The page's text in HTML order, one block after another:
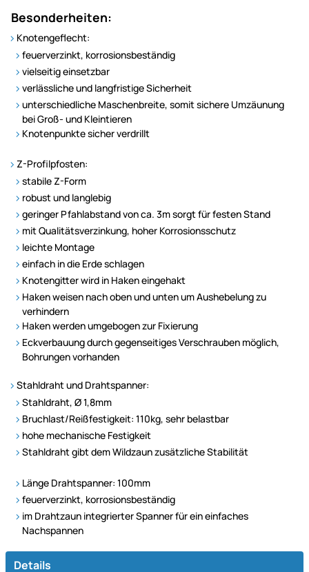
Besonderheiten:
Knotengeflecht:
feuerverzinkt, korrosionsbeständig
vielseitig einsetzbar
verlässliche und langfristige Sicherheit
unterschiedliche Maschenbreite, somit sichere Umzäunung
bei Groß- und Kleintieren
Knotenpunkte sicher verdrillt
Z-Profilpfosten:
stabile Z-Form
robust und langlebig
geringer Pfahlabstand von ca. 3m sorgt für festen Stand
mit Qualitätsverzinkung, hoher Korrosionsschutz
leichte Montage
einfach in die Erde schlagen
Knotengitter wird in Haken eingehakt
Haken weisen nach oben und unten um Aushebelung zu
verhindern
Haken werden umgebogen zur Fixierung
Eckverbauung durch gegenseitiges Verschrauben möglich,
Bohrungen vorhanden
Stahldraht und Drahtspanner:
Stahldraht, Ø 1,8mm
Bruchlast/Reißfestigkeit: 110kg, sehr belastbar
hohe mechanische Festigkeit
Stahldraht gibt dem Wildzaun zusätzliche Stabilität
Länge Drahtspanner: 100mm
feuerverzinkt, korrosionsbeständig
im Drahtzaun integrierter Spanner für ein einfaches
Nachspannen
Details